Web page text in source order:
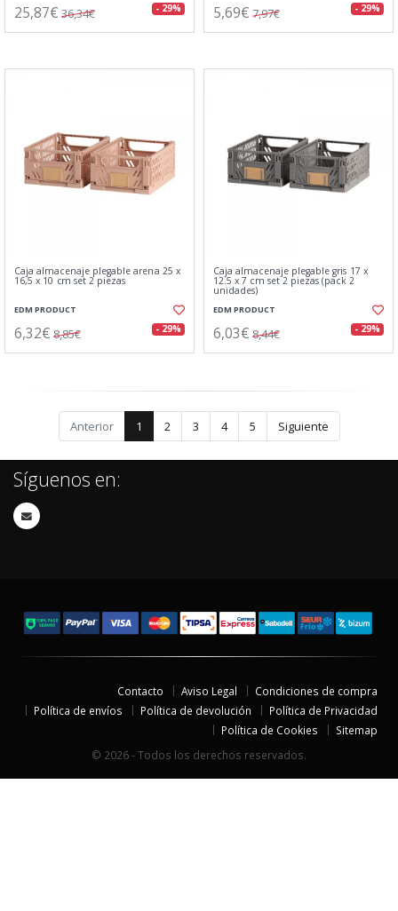
25,87€ 36,34€ - 29% 5,69€ 7,97€ - 29%
Caja almacenaje plegable arena 25 x
16,5 x 10 cm set 2 piezas
EDM PRODUCT
6,32€ 8,85€ - 29%
Caja almacenaje plegable gris 17 x
12.5 x 7 cm set 2 piezas (pack 2
unidades)
EDM PRODUCT
6,03€ 8,44€ - 29%
Anterior 1 2 3 4 5 Siguiente
Síguenos en:
Contacto Aviso Legal
Condiciones de compra
Política de envíos
Política de devolución
Política de Privacidad
Política de Cookies
Sitemap
© 2026 - Todos los derechos reservados.